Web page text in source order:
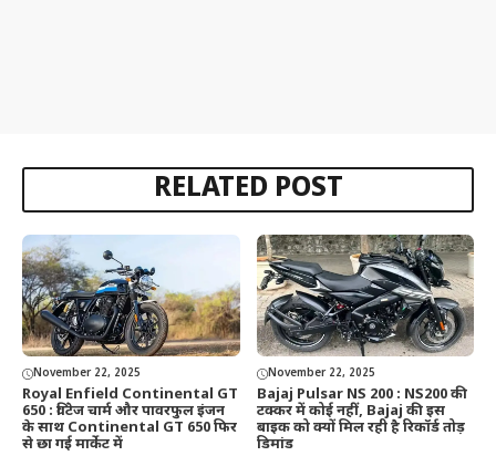
RELATED POST
November 22, 2025
Royal Enfield Continental GT
650 : विंटेज चार्म और पावरफुल इंजन
के साथ Continental GT 650 फिर
से छा गई मार्केट में
November 22, 2025
Bajaj Pulsar NS 200 : NS200 की
टक्कर में कोई नहीं, Bajaj की इस
बाइक को क्यों मिल रही है रिकॉर्ड तोड़
डिमांड